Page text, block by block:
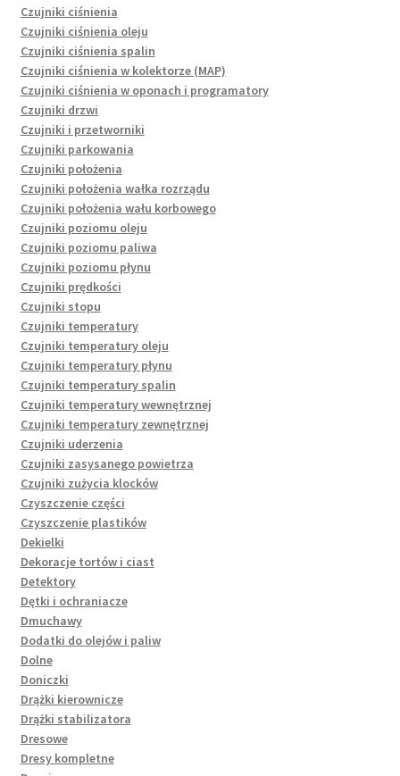
Czujniki ciśnienia
Czujniki ciśnienia oleju
Czujniki ciśnienia spalin
Czujniki ciśnienia w kolektorze (MAP)
Czujniki ciśnienia w oponach i programatory
Czujniki drzwi
Czujniki i przetworniki
Czujniki parkowania
Czujniki położenia
Czujniki położenia wałka rozrządu
Czujniki położenia wału korbowego
Czujniki poziomu oleju
Czujniki poziomu paliwa
Czujniki poziomu płynu
Czujniki prędkości
Czujniki stopu
Czujniki temperatury
Czujniki temperatury oleju
Czujniki temperatury płynu
Czujniki temperatury spalin
Czujniki temperatury wewnętrznej
Czujniki temperatury zewnętrznej
Czujniki uderzenia
Czujniki zasysanego powietrza
Czujniki zużycia klocków
Czyszczenie części
Czyszczenie plastików
Dekielki
Dekoracje tortów i ciast
Detektory
Dętki i ochraniacze
Dmuchawy
Dodatki do olejów i paliw
Dolne
Doniczki
Drążki kierownicze
Drążki stabilizatora
Dresowe
Dresy kompletne